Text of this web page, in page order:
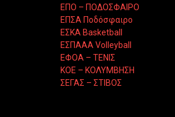
ΕΠΟ – ΠΟΔΟΣΦΑΙΡΟ
ΕΠΣΑ Ποδόσφαιρο
ΕΣΚΑ Basketball
ΕΣΠΑΑΑ Volleyball
ΕΦΟΑ – ΤΕΝΙΣ
ΚΟΕ – ΚΟΛΥΜΒΗΣΗ
ΣΕΓΑΣ – ΣΤΙΒΟΣ